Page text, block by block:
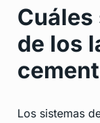
de los
Los sistemas